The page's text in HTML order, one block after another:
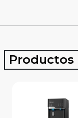
Productos